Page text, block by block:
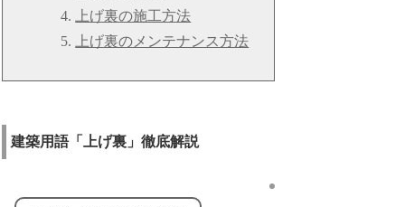
上げ裏の施工方法
上げ裏のメンテナンス方法
建築用語「上げ裏」徹底解説